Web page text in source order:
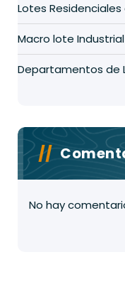
Lotes Residenciales
Macro lote Industrial
Departamentos de
No hay